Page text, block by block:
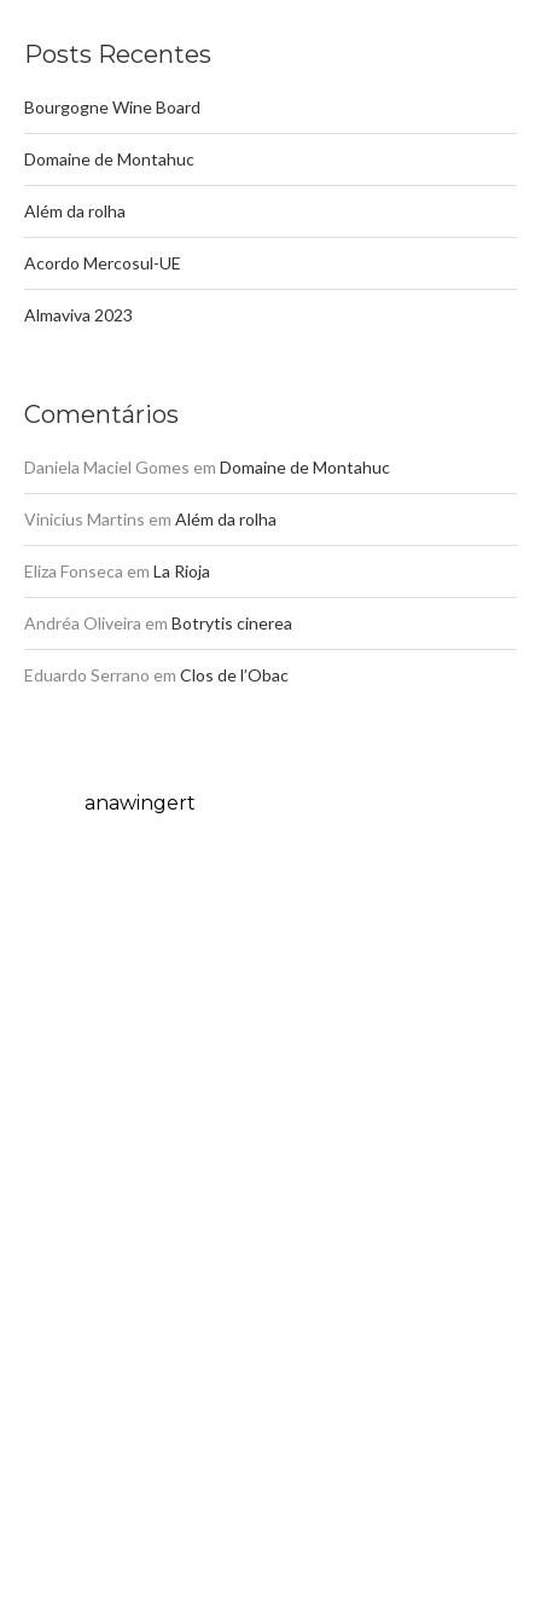
Posts Recentes
Bourgogne Wine Board
Domaine de Montahuc
Além da rolha
Acordo Mercosul-UE
Almaviva 2023
Comentários
Daniela Maciel Gomes em Domaine de Montahuc
Vinicius Martins em Além da rolha
Eliza Fonseca em La Rioja
Andréa Oliveira em Botrytis cinerea
Eduardo Serrano em Clos de l’Obac
anawingert